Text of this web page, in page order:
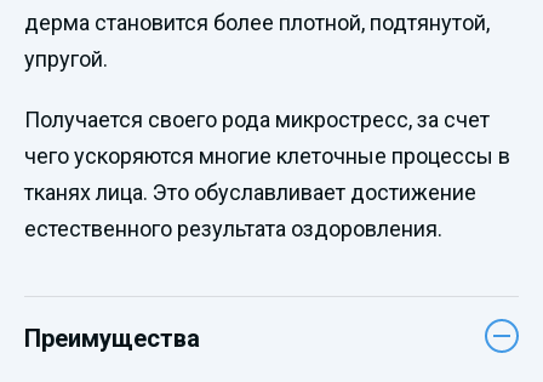
дерма становится более плотной, подтянутой,
упругой.
Получается своего рода микростресс, за счет
чего ускоряются многие клеточные процессы в
тканях лица. Это обуславливает достижение
естественного результата оздоровления.
Преимущества